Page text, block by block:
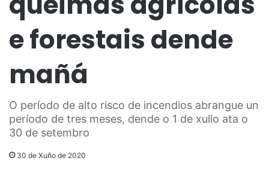
e forestais dende
mañá
O período de alto risco de incendios abrangue un
período de tres meses, dende o 1 de xullo ata o
30 de setembro
30 de Xuño de 2020